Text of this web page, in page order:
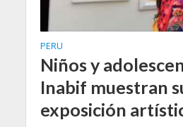
PERU
Niños y
Inabif muestran
exposición